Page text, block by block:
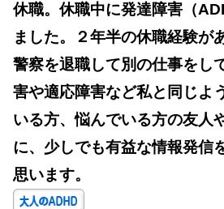
休職。休職中に発達障害（
ました。２年半の休職経験が
警察を退職して別の仕事をし
害や適応障害など私と同じよ
いる方、悩んでいる方の友人
に、少しでも有益な情報発信
思います。